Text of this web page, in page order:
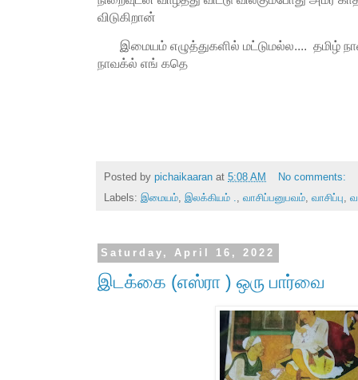
விடுகிறான்
இமையம் எழுத்துகளில் மட்டுமல்ல.... தமிழ்
நாவக்ல் எங் கதெ
Posted by pichaikaaran at 5:08 AM
No comments:
Labels: இமையம், இலக்கியம் ., வாசிப்பனுபவம், வாசிப்பு,
Saturday, April 16, 2022
இடக்கை (எஸ்ரா ) ஒரு பார்வை